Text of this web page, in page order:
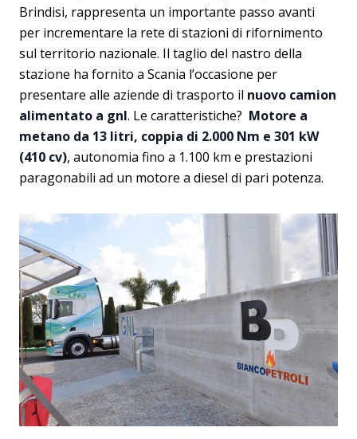
Brindisi, rappresenta un importante passo avanti
per incrementare la rete di stazioni di rifornimento
sul territorio nazionale. Il taglio del nastro della
stazione ha fornito a Scania l’occasione per
presentare alle aziende di trasporto il nuovo camion
alimentato a gnl. Le caratteristiche? Motore a
metano da 13 litri, coppia di 2.000 Nm e 301 kW
(410 cv), autonomia fino a 1.100 km e prestazioni
paragonabili ad un motore a diesel di pari potenza.